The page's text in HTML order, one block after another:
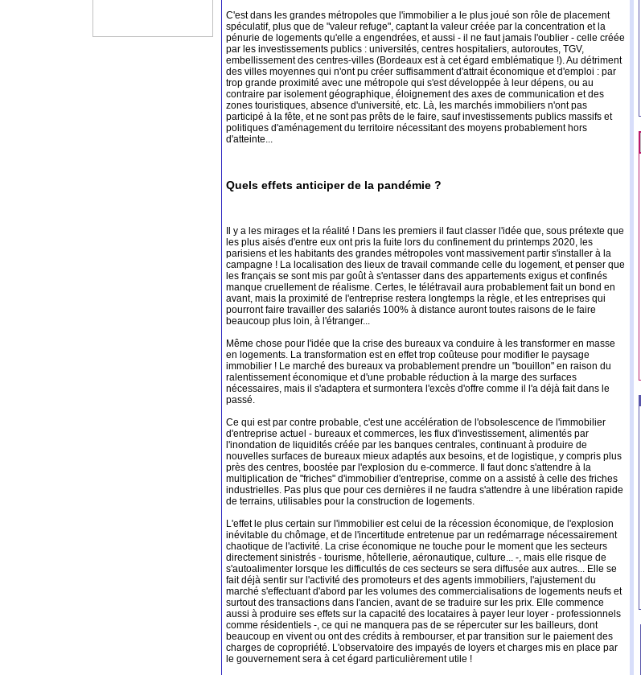
C'est dans les grandes métropoles que l'immobilier a le plus joué son rôle de placement
spéculatif, plus que de "valeur refuge", captant la valeur créée par la concentration et la
pénurie de logements qu'elle a engendrées, et aussi - il ne faut jamais l'oublier - celle créée
par les investissements publics : universités, centres hospitaliers, autoroutes, TGV,
embellissement des centres-villes (Bordeaux est à cet égard emblématique !). Au détriment
des villes moyennes qui n'ont pu créer suffisamment d'attrait économique et d'emploi : par
trop grande proximité avec une métropole qui s'est développée à leur dépens, ou au
contraire par isolement géographique, éloignement des axes de communication et des
zones touristiques, absence d'université, etc. Là, les marchés immobiliers n'ont pas
participé à la fête, et ne sont pas prêts de le faire, sauf investissements publics massifs et
politiques d'aménagement du territoire nécessitant des moyens probablement hors
d'atteinte...
Quels effets anticiper de la pandémie ?
Il y a les mirages et la réalité ! Dans les premiers il faut classer l'idée que, sous prétexte que
les plus aisés d'entre eux ont pris la fuite lors du confinement du printemps 2020, les
parisiens et les habitants des grandes métropoles vont massivement partir s'installer à la
campagne ! La localisation des lieux de travail commande celle du logement, et penser que
les français se sont mis par goût à s'entasser dans des appartements exigus et confinés
manque cruellement de réalisme. Certes, le télétravail aura probablement fait un bond en
avant, mais la proximité de l'entreprise restera longtemps la règle, et les entreprises qui
pourront faire travailler des salariés 100% à distance auront toutes raisons de le faire
beaucoup plus loin, à l'étranger...
Même chose pour l'idée que la crise des bureaux va conduire à les transformer en masse
en logements. La transformation est en effet trop coûteuse pour modifier le paysage
immobilier ! Le marché des bureaux va probablement prendre un "bouillon" en raison du
ralentissement économique et d'une probable réduction à la marge des surfaces
nécessaires, mais il s'adaptera et surmontera l'excès d'offre comme il l'a déjà fait dans le
passé.
Ce qui est par contre probable, c'est une accélération de l'obsolescence de l'immobilier
d'entreprise actuel - bureaux et commerces, les flux d'investissement, alimentés par
l'inondation de liquidités créée par les banques centrales, continuant à produire de
nouvelles surfaces de bureaux mieux adaptés aux besoins, et de logistique, y compris plus
près des centres, boostée par l'explosion du e-commerce. Il faut donc s'attendre à la
multiplication de "friches" d'immobilier d'entreprise, comme on a assisté à celle des friches
industrielles. Pas plus que pour ces dernières il ne faudra s'attendre à une libération rapide
de terrains, utilisables pour la construction de logements.
L'effet le plus certain sur l'immobilier est celui de la récession économique, de l'explosion
inévitable du chômage, et de l'incertitude entretenue par un redémarrage nécessairement
chaotique de l'activité. La crise économique ne touche pour le moment que les secteurs
directement sinistrés - tourisme, hôtellerie, aéronautique, culture... -, mais elle risque de
s'autoalimenter lorsque les difficultés de ces secteurs se sera diffusée aux autres... Elle se
fait déjà sentir sur l'activité des promoteurs et des agents immobiliers, l'ajustement du
marché s'effectuant d'abord par les volumes des commercialisations de logements neufs et
surtout des transactions dans l'ancien, avant de se traduire sur les prix. Elle commence
aussi à produire ses effets sur la capacité des locataires à payer leur loyer - professionnels
comme résidentiels -, ce qui ne manquera pas de se répercuter sur les bailleurs, dont
beaucoup en vivent ou ont des crédits à rembourser, et par transition sur le paiement des
charges de copropriété. L'observatoire des impayés de loyers et charges mis en place par
le gouvernement sera à cet égard particulièrement utile !